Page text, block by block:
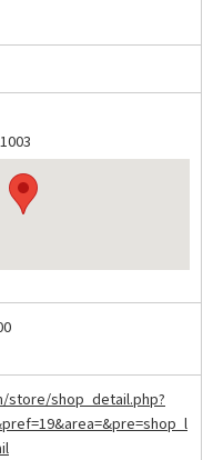
store/shop_detail.php?